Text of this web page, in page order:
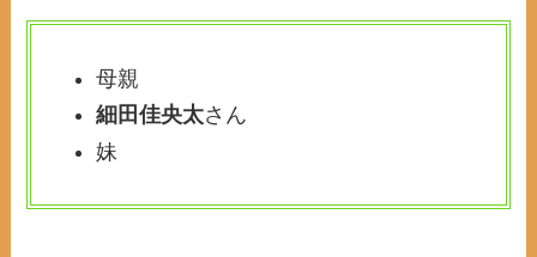
母親
細田佳央太さん
妹